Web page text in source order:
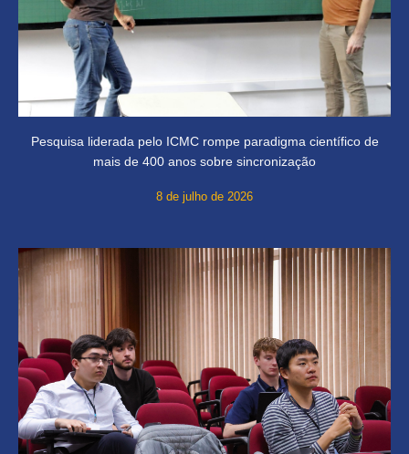
Pesquisa liderada pelo ICMC rompe paradigma científico de
mais de 400 anos sobre sincronização
8 de julho de 2026